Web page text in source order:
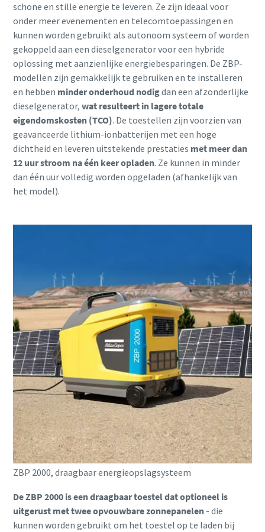
schone en stille energie te leveren. Ze zijn ideaal voor
onder meer evenementen en telecomtoepassingen en
kunnen worden gebruikt als autonoom systeem of worden
gekoppeld aan een dieselgenerator voor een hybride
oplossing met aanzienlijke energiebesparingen. De ZBP-
modellen zijn gemakkelijk te gebruiken en te installeren
en hebben minder onderhoud nodigdan een afzonderlijke
dieselgenerator, wat resulteert in lagere totale
eigendomskosten (TCO). De toestellen zijn voorzien van
geavanceerde lithium-ionbatterijen met een hoge
dichtheid en leveren uitstekende prestaties met meer dan
12 uur stroom na één keer opladen. Ze kunnen in minder
dan één uur volledig worden opgeladen (afhankelijk van
het model).
ZBP 2000, draagbaar energieopslagsysteem
De ZBP 2000 is een draagbaar toestel dat optioneel is
uitgerust met twee opvouwbare zonnepanelen - die
kunnen worden gebruikt om het toestel op te laden bij